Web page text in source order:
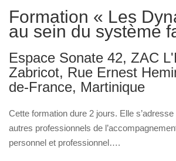
Formation « Les
au sein du système
Espace Sonate 42, ZAC
Zabricot, Rue Ernest
de-France, Martinique
Cette formation dure 2 jours. Elle
autres professionnels de
personnel et professionnel….